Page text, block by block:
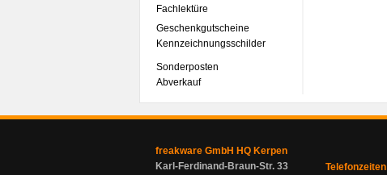
Fachlektüre
Geschenkgutscheine
Kennzeichnungsschilder
Sonderposten
Abverkauf
freakware GmbH HQ Kerpen
Karl-Ferdinand-Braun-Str. 33
Telefonzeiten